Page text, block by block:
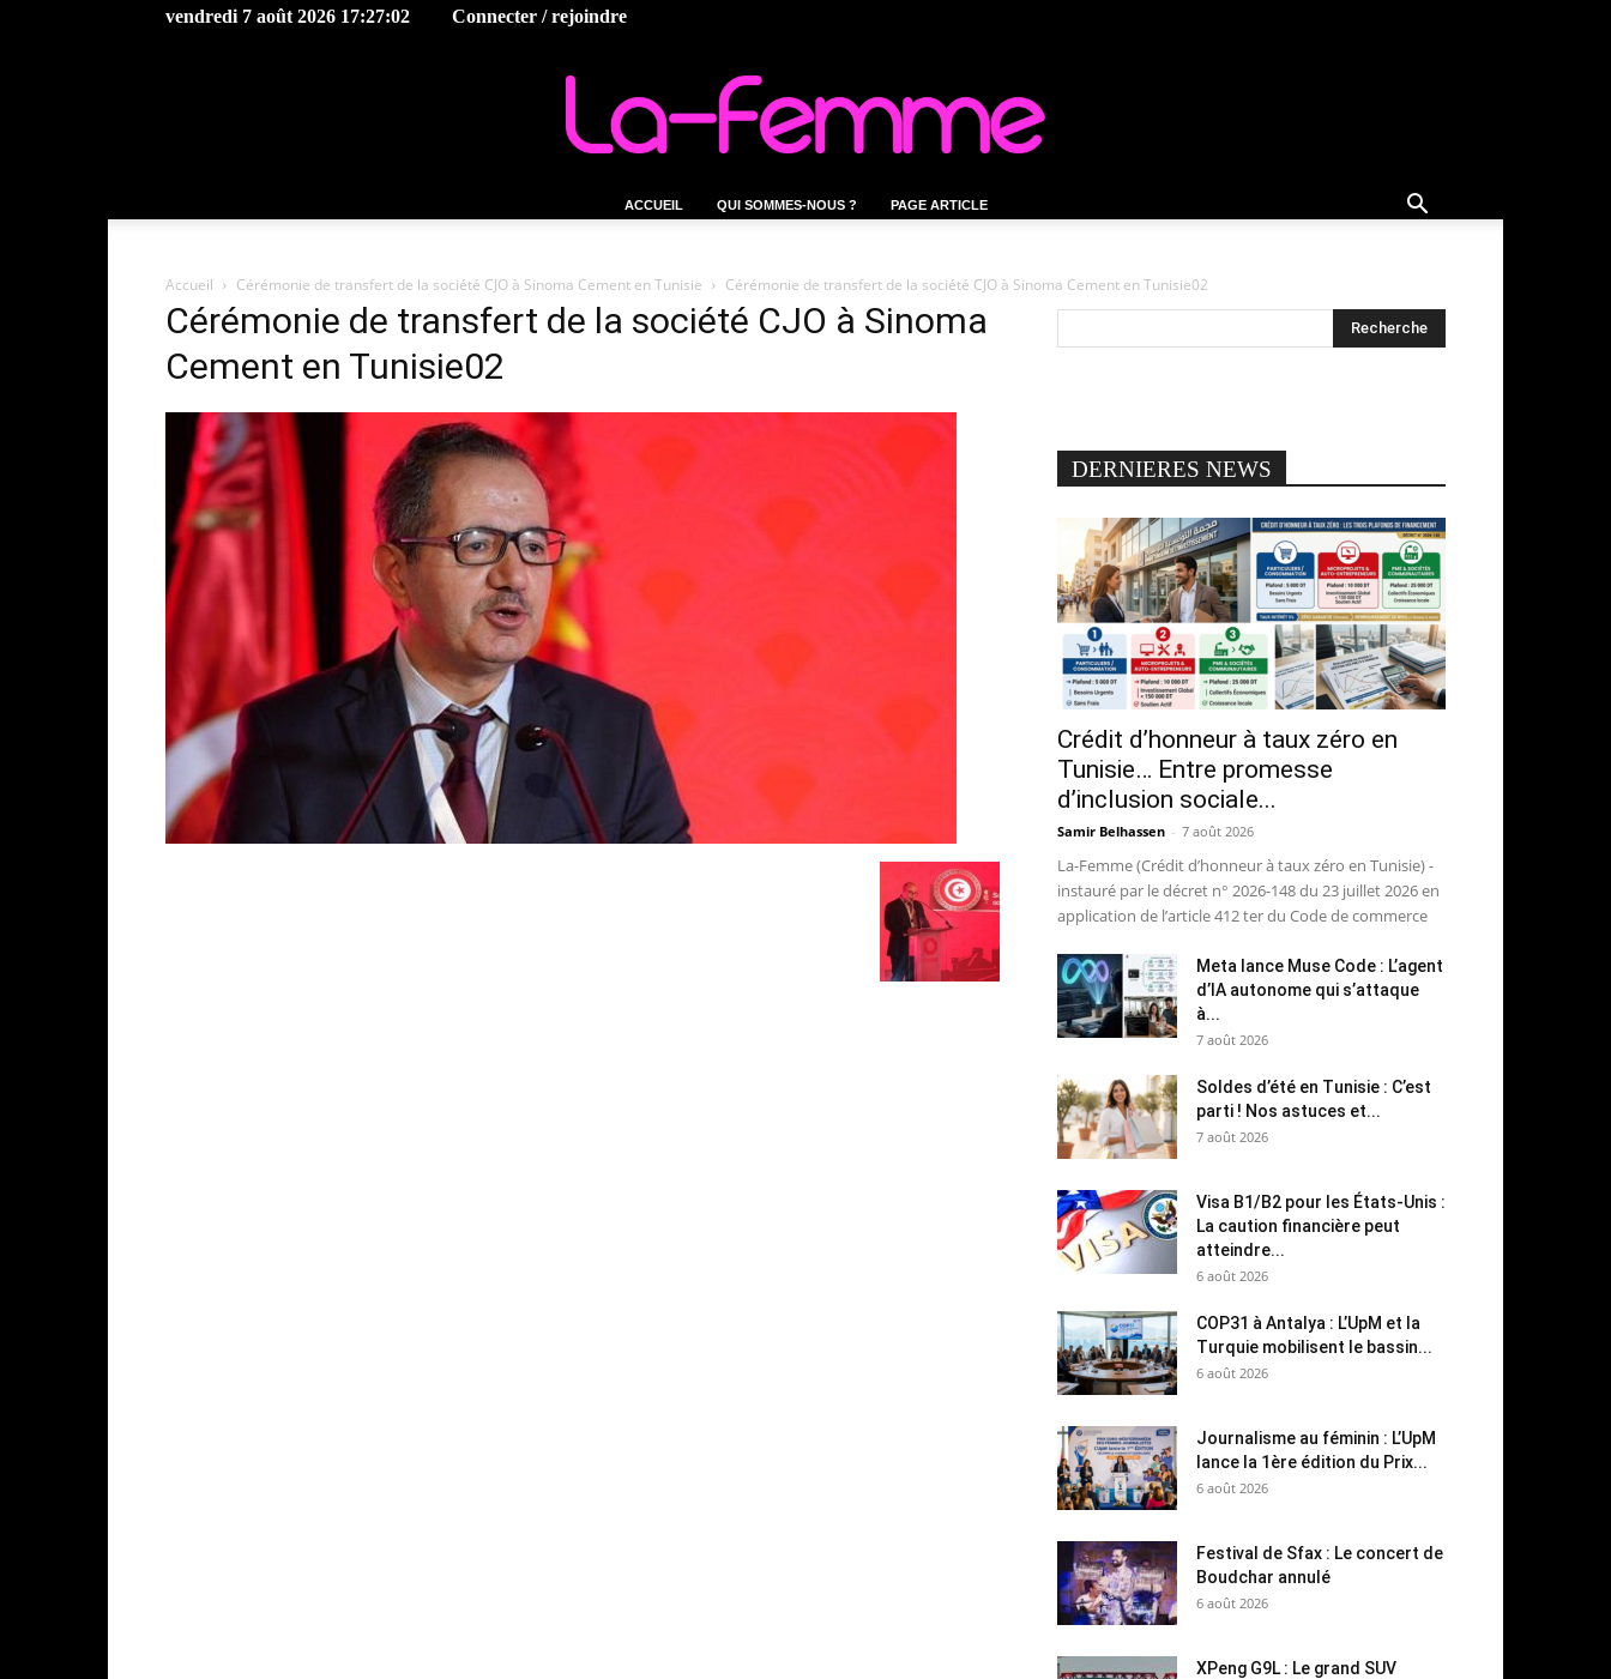
vendredi 7 août 2026 17:27:02 Connecter / rejoindre
ACCUEIL QUI SOMMES-NOUS ? PAGE ARTICLE
Accueil Cérémonie de transfert de la société CJO à Sinoma Cement en Tunisie Cérémonie de transfert de la société CJO à Sinoma Cement en Tunisie02
Cérémonie de transfert de la société CJO à Sinoma
Cement en Tunisie02
DERNIERES NEWS
Crédit d’honneur à taux zéro en
Tunisie… Entre promesse
d’inclusion sociale...
Samir Belhassen - 7 août 2026
La-Femme (Crédit d’honneur à taux zéro en Tunisie) -
instauré par le décret n° 2026-148 du 23 juillet 2026 en
application de l’article 412 ter du Code de commerce
Meta lance Muse Code : L’agent
d’IA autonome qui s’attaque
à...
7 août 2026
Soldes d’été en Tunisie : C’est
parti ! Nos astuces et...
7 août 2026
Visa B1/B2 pour les États-Unis :
La caution financière peut
atteindre...
6 août 2026
COP31 à Antalya : L’UpM et la
Turquie mobilisent le bassin...
6 août 2026
Journalisme au féminin : L’UpM
lance la 1ère édition du Prix...
6 août 2026
Festival de Sfax : Le concert de
Boudchar annulé
6 août 2026
XPeng G9L : Le grand SUV